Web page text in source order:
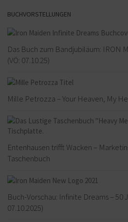
BUCHVORSTELLUNGEN
Das Buch zum Bandjubiläum: IRON
(VÖ: 07.10.25)
Mille Petrozza – Your Heaven, My
Entenhausen trifft Wacken –
Taschenbuch
Buch-Vorschau: Infinite Dreams – 50
07.10.2025)